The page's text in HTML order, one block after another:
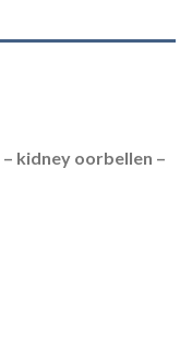
kidney oorbellen –